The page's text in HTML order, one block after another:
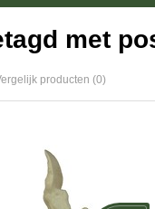
met
producten (0)